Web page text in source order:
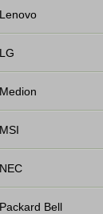
Lenovo
LG
Medion
MSI
NEC
Packard Bell